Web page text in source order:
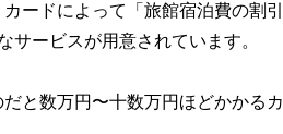
ードによって「旅館宿泊費の割
ービスが用意されています。
と数万円〜十数万円ほどかかる